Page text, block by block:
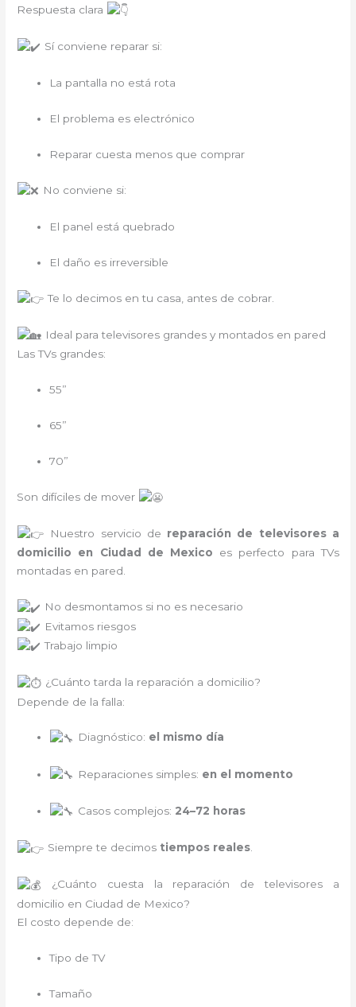
Respuesta clara
Sí conviene reparar si:
La pantalla no está rota
El problema es electrónico
Reparar cuesta menos que comprar
No conviene si:
El panel está quebrado
El daño es irreversible
Te lo decimos en tu casa, antes de cobrar.
Ideal para televisores grandes y montados en pared
Las TVs grandes:
55”
65”
70”
Son difíciles de mover
Nuestro servicio de reparación de televisores a
domicilio en Ciudad de Mexico es perfecto para TVs
montadas en pared.
No desmontamos si no es necesario
Evitamos riesgos
Trabajo limpio
¿Cuánto tarda la reparación a domicilio?
Depende de la falla:
Diagnóstico: el mismo día
Reparaciones simples: en el momento
Casos complejos: 24–72 horas
Siempre te decimos tiempos reales.
¿Cuánto cuesta la reparación de televisores a
domicilio en Ciudad de Mexico?
El costo depende de:
Tipo de TV
Tamaño